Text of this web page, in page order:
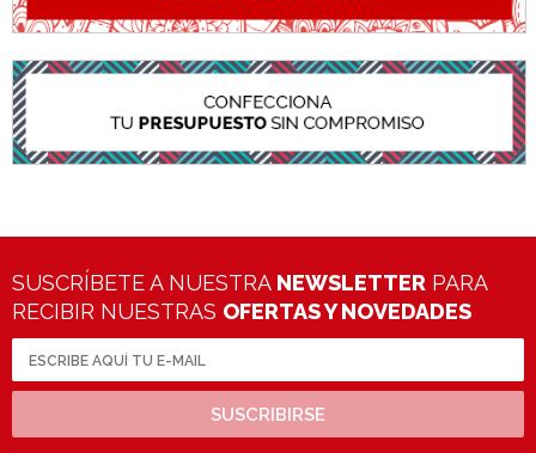
SUSCRÍBETE A NUESTRA NEWSLETTER PARA
RECIBIR NUESTRAS OFERTAS Y NOVEDADES
SUSCRIBIRSE